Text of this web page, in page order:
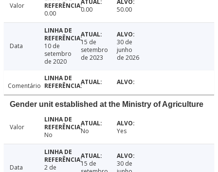
Valor
0.00
0.00 50.00
Data
10 de
setembro
de 2020
15 de
setembro
de 2023
30 de
junho
de 2026
Comentário
Gender unit established at the Ministry of Agriculture
Valor
No
No Yes
Data
2 de
15 de
30 de